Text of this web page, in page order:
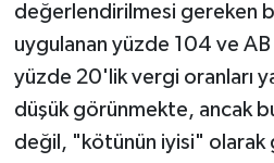
değerlendirilmesi gereken
uygulanan yüzde 104 ve
yüzde 20'lik vergi oranları
düşük görünmekte, ancak
değil, "kötünün iyisi" olarak